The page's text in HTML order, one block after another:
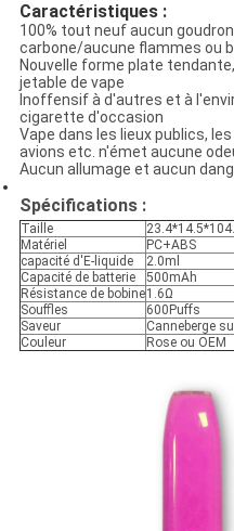
Caractéristiques :
100% tout neuf aucun
carbone/aucune flammes ou
Nouvelle forme plate
jetable de vape
Inoffensif à d'autres et à
cigarette d'occasion
Vape dans les lieux publics,
avions etc. n'émet aucune
Aucun allumage et aucun
Spécifications :
Taille
Matériel
PC+ABS
capacité d'E-liquide
2.0ml
Capacité de batterie
500mAh
Résistance de bobine1.6Ω
Souffles
600Puffs
Saveur
Canneberge
Couleur
Rose ou OEM